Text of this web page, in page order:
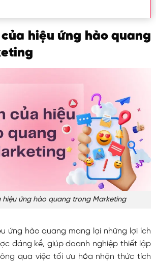
hiệu ứng hào quang
hiệu ứng hào quang trong Marketing
ứng hào quang mang lại những lợi ích
đáng kể, giúp doanh nghiệp thiết lập
qua việc tối ưu hóa nhận thức tích